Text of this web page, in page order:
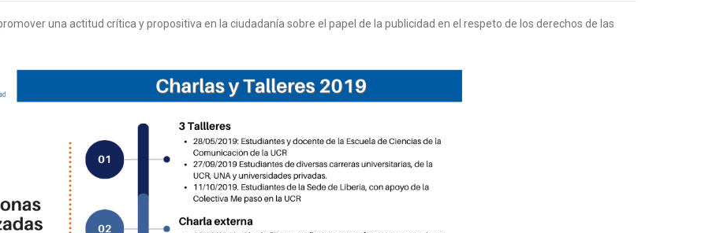
una actitud crítica y propositiva en la ciudadanía sobre el papel de la publicidad en el respeto de los derechos de las